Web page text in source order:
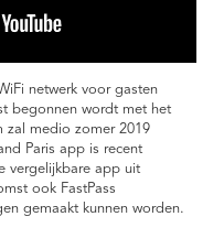
netwerk voor gasten
begonnen wordt met het
zal medio zomer 2019
Paris app is recent
vergelijkbare app uit
ook FastPass
gemaakt kunnen worden.